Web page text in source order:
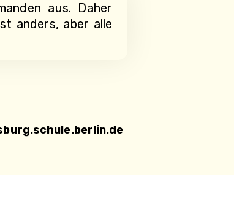
aus. Daher
anders, aber alle